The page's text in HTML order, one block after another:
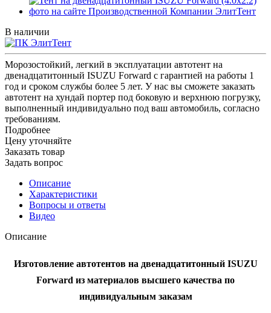
В наличии
Морозостойкий, легкий в эксплуатации автотент на
двенадцатитонный ISUZU Forward с гарантией на работы 1
год и сроком службы более 5 лет. У нас вы сможете заказать
автотент на хундай портер под боковую и верхнюю погрузку,
выполненный индивидуально под ваш автомобиль, согласно
требованиям.
Подробнее
Цену уточняйте
Заказать товар
Задать вопрос
Описание
Характеристики
Вопросы и ответы
Видео
Описание
Изготовление автотентов на двенадцатитонный ISUZU
Forward из материалов высшего качества по
индивидуальным заказам